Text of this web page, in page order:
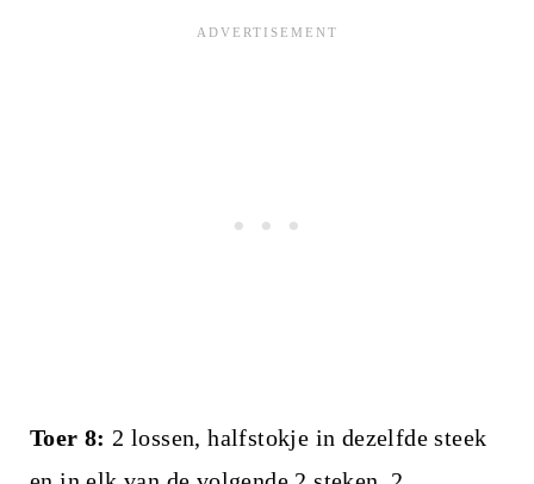
Toer 8: 2 lossen, halfstokje in dezelfde steek